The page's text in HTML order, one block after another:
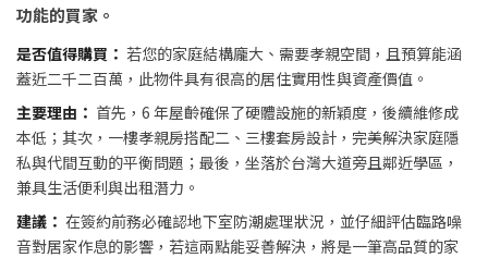
功能的買家。
是否值得購買： 若您的家庭結構龐大、需要孝親空間，且預算能涵
蓋近二千二百萬，此物件具有很高的居住實用性與資產價值。
主要理由： 首先，6 年屋齡確保了硬體設施的新穎度，後續維修成
本低；其次，一樓孝親房搭配二、三樓套房設計，完美解決家庭隱
私與代間互動的平衡問題；最後，坐落於台灣大道旁且鄰近學區，
兼具生活便利與出租潛力。
建議： 在簽約前務必確認地下室防潮處理狀況，並仔細評估臨路噪
音對居家作息的影響，若這兩點能妥善解決，將是一筆高品質的家